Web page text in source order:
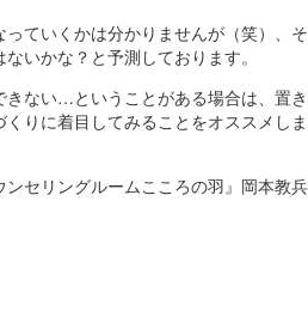
ていくかは分かりませんが（笑）、そ
いかな？と予測しております。
きない…ということがある場合は、置き
りに着目してみることをオススメしま
ンセリングルームこころの羽』岡本教兵